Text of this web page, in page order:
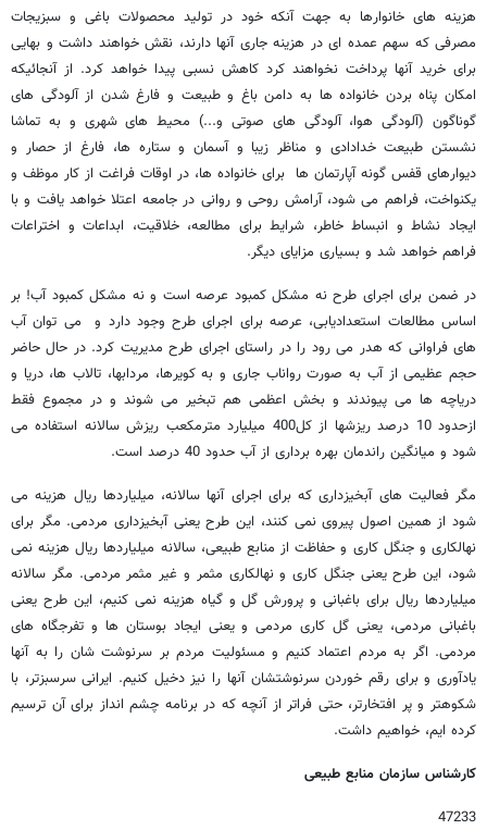
هزینه های خانوارها به جهت آنکه خود در تولید محصولات باغی و سبزیجات
مصرفی که سهم عمده ای در هزینه جاری آنها دارند، نقش خواهند داشت و بهایی
برای خرید آنها پرداخت نخواهند کرد کاهش نسبی پیدا خواهد کرد. از آنجائیکه
امکان پناه بردن خانواده ها به دامن باغ و طبیعت و فارغ شدن از آلودگی های
گوناگون (آلودگی هوا، آلودگی های صوتی و...) محیط های شهری و به تماشا
نشستن طبیعت خدادادی و مناظر زیبا و آسمان و ستاره ها، فارغ از حصار و
دیوارهای قفس گونه آپارتمان ها برای خانواده ها، در اوقات فراغت از کار موظف و
یکنواخت، فراهم می شود، آرامش روحی و روانی در جامعه اعتلا خواهد یافت و با
ایجاد نشاط و انبساط خاطر، شرایط برای مطالعه، خلاقیت، ابداعات و اختراعات
فراهم خواهد شد و بسیاری مزایای دیگر.
در ضمن برای اجرای طرح نه مشکل کمبود عرصه است و نه مشکل کمبود آب! بر
اساس مطالعات استعدادیابی، عرصه برای اجرای طرح وجود دارد و می توان آب
های فراوانی که هدر می رود را در راستای اجرای طرح مدیریت کرد. در حال حاضر
حجم عظیمی از آب به صورت رواناب جاری و به کویرها، مردابها، تالاب ها، دریا و
دریاچه ها می پیوندند و بخش اعظمی هم تبخیر می شوند و در مجموع فقط
ازحدود 10 درصد ریزشها از کل400 میلیارد مترمکعب ریزش سالانه استفاده می
شود و میانگین راندمان بهره برداری از آب حدود 40 درصد است.
مگر فعالیت های آبخیزداری که برای اجرای آنها سالانه، میلیاردها ریال هزینه می
شود از همین اصول پیروی نمی کنند، این طرح یعنی آبخیزداری مردمی. مگر برای
نهالکاری و جنگل کاری و حفاظت از منابع طبیعی، سالانه میلیاردها ریال هزینه نمی
شود، این طرح یعنی جنگل کاری و نهالکاری مثمر و غیر مثمر مردمی. مگر سالانه
میلیاردها ریال برای باغبانی و پرورش گل و گیاه هزینه نمی کنیم، این طرح یعنی
باغبانی مردمی، یعنی گل کاری مردمی و یعنی ایجاد بوستان ها و تفرجگاه های
مردمی. اگر به مردم اعتماد کنیم و مسئولیت مردم بر سرنوشت شان را به آنها
یادآوری و برای رقم خوردن سرنوشتشان آنها را نیز دخیل کنیم. ایرانی سرسبزتر، با
شکوهتر و پر افتخارتر، حتی فراتر از آنچه که در برنامه چشم انداز برای آن ترسیم
کرده ایم، خواهیم داشت.
کارشناس سازمان منابع طبیعی
47233